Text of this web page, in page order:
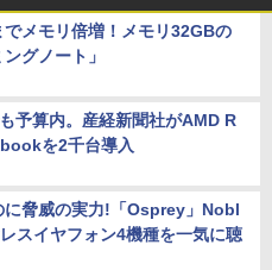
でメモリ倍増！メモリ32GBの
グノート」
予算内。産経新聞社がAMD R
を2千台導入
に脅威の実力!「Osprey」Nobl
スイヤフォン4機種を一気に聴